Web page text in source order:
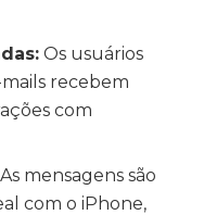
Os usuários
recebem
com
As mensagens são
com o iPhone,